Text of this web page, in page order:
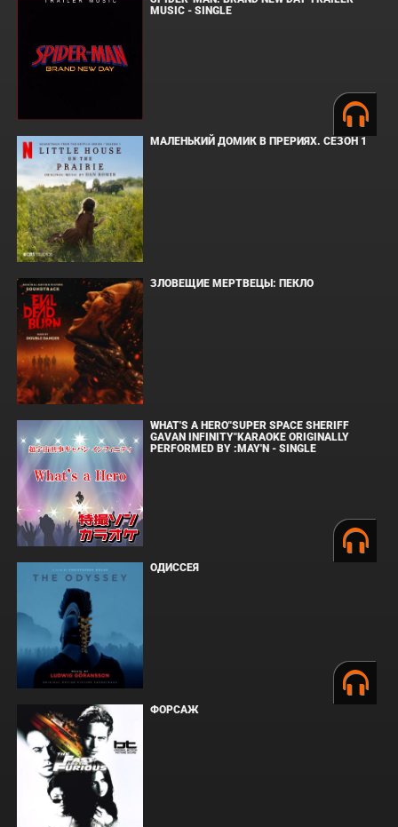
MUSIC - SINGLE
МАЛЕНЬКИЙ ДОМИК В ПРЕРИЯХ. СЕЗОН 1
ЗЛОВЕЩИЕ МЕРТВЕЦЫ: ПЕКЛО
WHAT'S A HERO"SUPER SPACE SHERIFF
GAVAN INFINITY"KARAOKE ORIGINALLY
PERFORMED BY :MAY'N - SINGLE
ОДИССЕЯ
ФОРСАЖ